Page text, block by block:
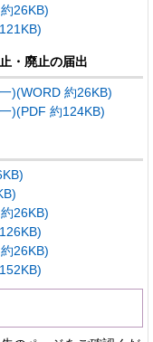
26KB)
・廃止の届出
)(WORD 約26KB)
)(PDF 約124KB)
26KB)
26KB)